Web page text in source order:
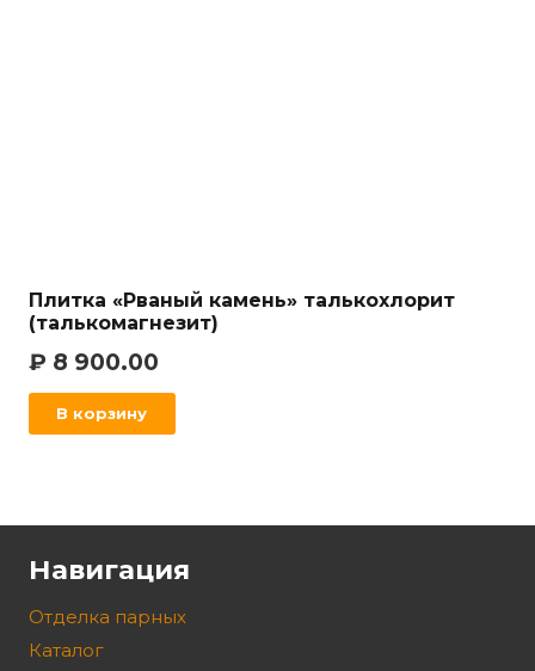
Плитка «Рваный камень» талькохлорит
(талькомагнезит)
₽ 8 900.00
В корзину
Навигация
Отделка парных
Каталог